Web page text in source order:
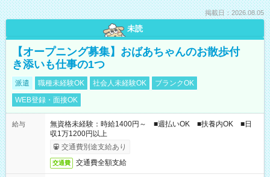
掲載日：2026.08.05
未読
【オープニング募集】おばあちゃんのお散歩付
き添いも仕事の1つ
派遣 職種未経験OK 社会人未経験OK
ブランクOK
WEB登録・面接OK
給与
無資格未経験：時給1400円～ ■週払いOK ■扶養内OK ■日
収1万1200円以上
交通費別途支給あり
交通費 交通費全額支給